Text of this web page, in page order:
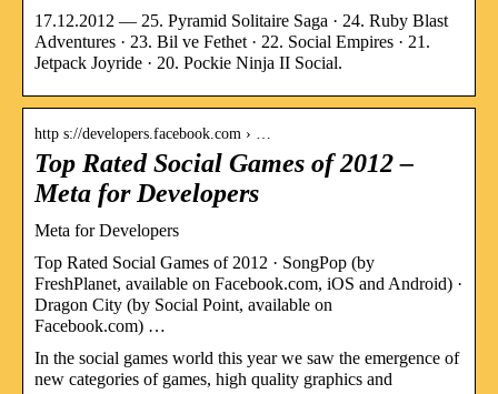
17.12.2012 — 25. Pyramid Solitaire Saga · 24. Ruby Blast
Adventures · 23. Bil ve Fethet · 22. Social Empires · 21.
Jetpack Joyride · 20. Pockie Ninja II Social.
http s://developers.facebook.com › …
Top Rated Social Games of 2012 –
Meta for Developers
Meta for Developers
Top Rated Social Games of 2012 · SongPop (by
FreshPlanet, available on Facebook.com, iOS and Android) ·
Dragon City (by Social Point, available on
Facebook.com) …
In the social games world this year we saw the emergence of
new categories of games, high quality graphics and